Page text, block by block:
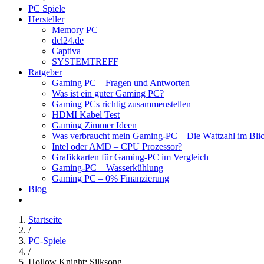
PC Spiele
Hersteller
Memory PC
dcl24.de
Captiva
SYSTEMTREFF
Ratgeber
Gaming PC – Fragen und Antworten
Was ist ein guter Gaming PC?
Gaming PCs richtig zusammenstellen
HDMI Kabel Test
Gaming Zimmer Ideen
Was verbraucht mein Gaming-PC – Die Wattzahl im
Intel oder AMD – CPU Prozessor?
Grafikkarten für Gaming-PC im Vergleich
Gaming-PC – Wasserkühlung
Gaming PC – 0% Finanzierung
Blog
Startseite
/
PC-Spiele
/
Hollow Knight: Silksong